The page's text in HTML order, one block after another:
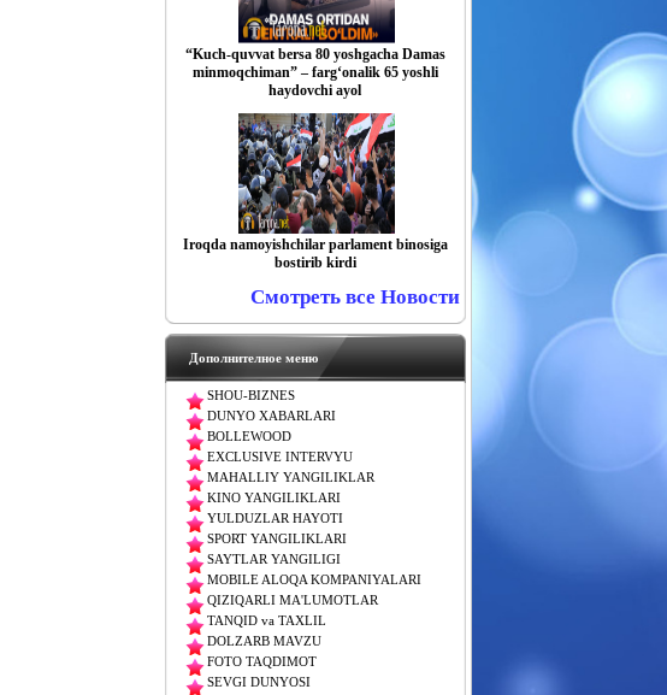
“Kuch-quvvat bersa 80 yoshgacha Damas
minmoqchiman” – farg‘onalik 65 yoshli
haydovchi ayol
​​​​​​​Iroqda namoyishchilar parlament binosiga
bostirib kirdi
Смотреть все Новости
Дополнителное меню
SHOU-BIZNES
DUNYO XABARLARI
BOLLEWOOD
EXCLUSIVE INTERVYU
MAHALLIY YANGILIKLAR
KINO YANGILIKLARI
YULDUZLAR HAYOTI
SPORT YANGILIKLARI
SAYTLAR YANGILIGI
MOBILE ALOQA KOMPANIYALARI
QIZIQARLI MA'LUMOTLAR
TANQID va TAXLIL
DOLZARB MAVZU
FOTO TAQDIMOT
SEVGI DUNYOSI